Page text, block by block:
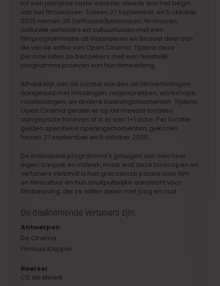
tot een jaarlijkse vaste waarde, steeds aan het begin
van het filmseizoen. Tussen 27 september en 5 oktober
2025 nemen 26 (arthouse)bioscopen, filmhuizen,
culturele vertoners en cultuurhuizen met een
filmprogrammatie uit Vlaanderen en Brussel deel aan
de vierde editie van Open Cinema. Tijdens deze
periode laten ze bezoekers met een feestelijk
programma proeven van hun filmwerking.
Afhankelijk van de locatie worden de filmvertoningen
aangevuld met inleidingen, nagesprekken, workshops,
rondleidingen, en andere belevingsmomenten. Tijdens
Open Cinema gelden er op de meeste locaties
aangepaste tarieven of is er een 1+1 actie. Per locatie
gelden specifieke openingsmomenten, gekozen
tussen 27 september en 5 oktober 2025.
De individuele programma’s getuigen van een heel
eigen aanpak en insteek, maar wat deze bioscopen en
vertoners verbindt is hun grenzeloze passie voor film
en filmcultuur en hun onuitputtelijke aandacht voor
filmbeleving, die ze willen delen met jong en oud.
De deelnemende vertoners zijn:
Antwerpen
De Cinema
Filmhuis Klappei
Beersel
CC de Meent